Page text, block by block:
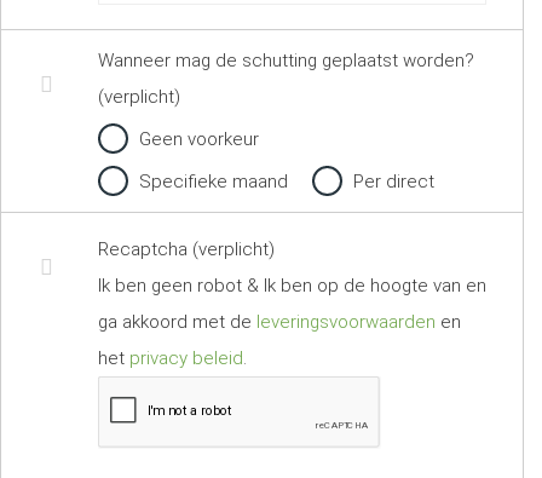
Wanneer mag de schutting geplaatst worden?
(verplicht)
Geen voorkeur
Specifieke maand
Per direct
Recaptcha (verplicht)
Ik ben geen robot & Ik ben op de hoogte van en
ga akkoord met de leveringsvoorwaarden en
het privacy beleid.